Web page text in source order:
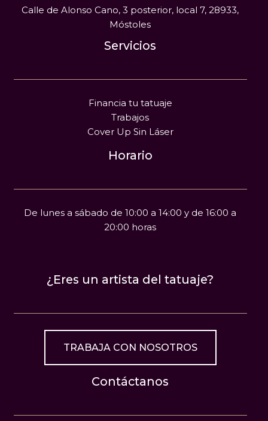
Calle de Alonso Cano, 3 posterior, local 7, 28933,
Móstoles
Servicios
Financia tu tatuaje
Trabajos
Cover Up Sin Láser
Horario
De lunes a sábado de 10:00 a 14:00 y de 16:00 a
20:00 horas
¿Eres un artista del tatuaje?
TRABAJA CON NOSOTROS
Contáctanos